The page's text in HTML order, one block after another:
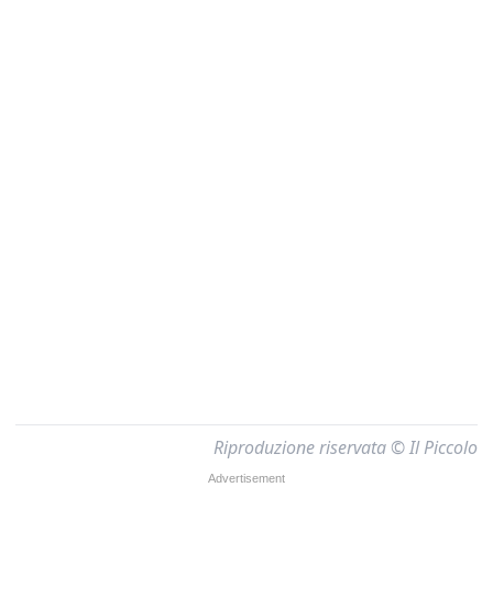
Riproduzione riservata © Il Piccolo